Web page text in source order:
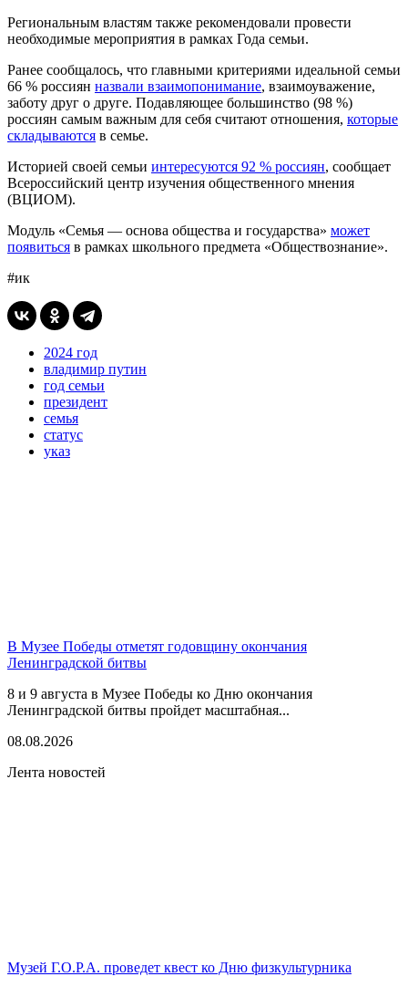
Региональным властям также рекомендовали провести
необходимые мероприятия в рамках Года семьи.
Ранее сообщалось, что главными критериями идеальной семьи
66 % россиян назвали взаимопонимание, взаимоуважение,
заботу друг о друге. Подавляющее большинство (98 %)
россиян самым важным для себя считают отношения, которые
складываются в семье.
Историей своей семьи интересуются 92 % россиян, сообщает
Всероссийский центр изучения общественного мнения
(ВЦИОМ).
Модуль «Семья — основа общества и государства» может
появиться в рамках школьного предмета «Обществознание».
#ик
2024 год
владимир путин
год семьи
президент
семья
статус
указ
В Музее Победы отметят годовщину окончания
Ленинградской битвы
8 и 9 августа в Музее Победы ко Дню окончания
Ленинградской битвы пройдет масштабная...
08.08.2026
Лента новостей
Музей Г.О.Р.А. проведет квест ко Дню физкультурника